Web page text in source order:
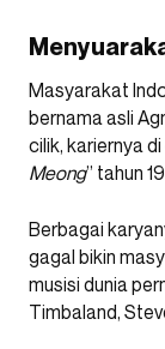
Masyarakat
bernama asli
cilik, kariernya
Meong” tahun
Berbagai
gagal bikin
musisi dunia
Timbaland,